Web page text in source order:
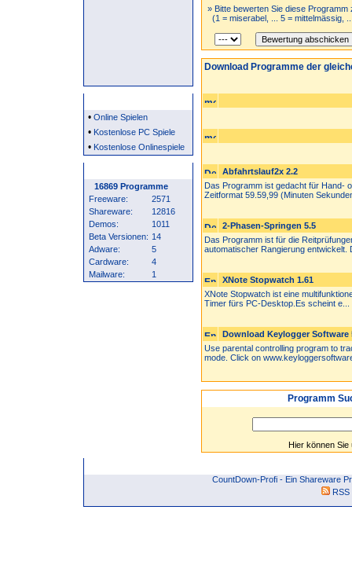
• Online Spielen
• Kostenlose PC Spiele
• Kostenlose Onlinespiele
16869 Programme
Freeware:
2571
Shareware:
12816
Demos:
1011
Beta Versionen: 14
Adware:
5
Cardware:
4
Mailware:
1
» Bitte bewerten Sie diese Programm
(1 = miserabel, ... 5 = mittelmässig,
Download Programme der
Abfahrtslauf2x 2.2
Das Programm ist gedacht für Hand-
Zeitformat 59.59,99 (Minuten
2-Phasen-Springen 5.5
Das Programm ist für die
automatischer Rangierung entwickelt.
XNote Stopwatch 1.61
XNote Stopwatch ist eine
Timer fürs PC-Desktop.Es scheint e...
Download Keylogger Software
Use parental controlling program to
mode. Click on
Programm
Hier können
CountDown-Profi - Ein Shareware